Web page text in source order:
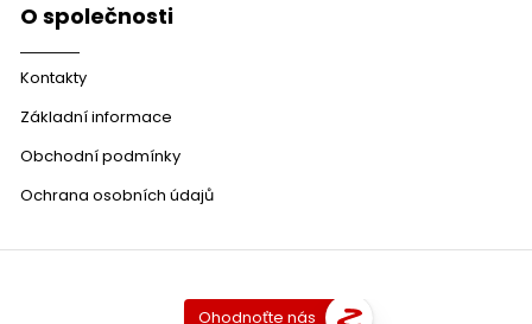
O společnosti
Kontakty
Základní informace
Obchodní podmínky
Ochrana osobních údajů
Ohodnoťte nás